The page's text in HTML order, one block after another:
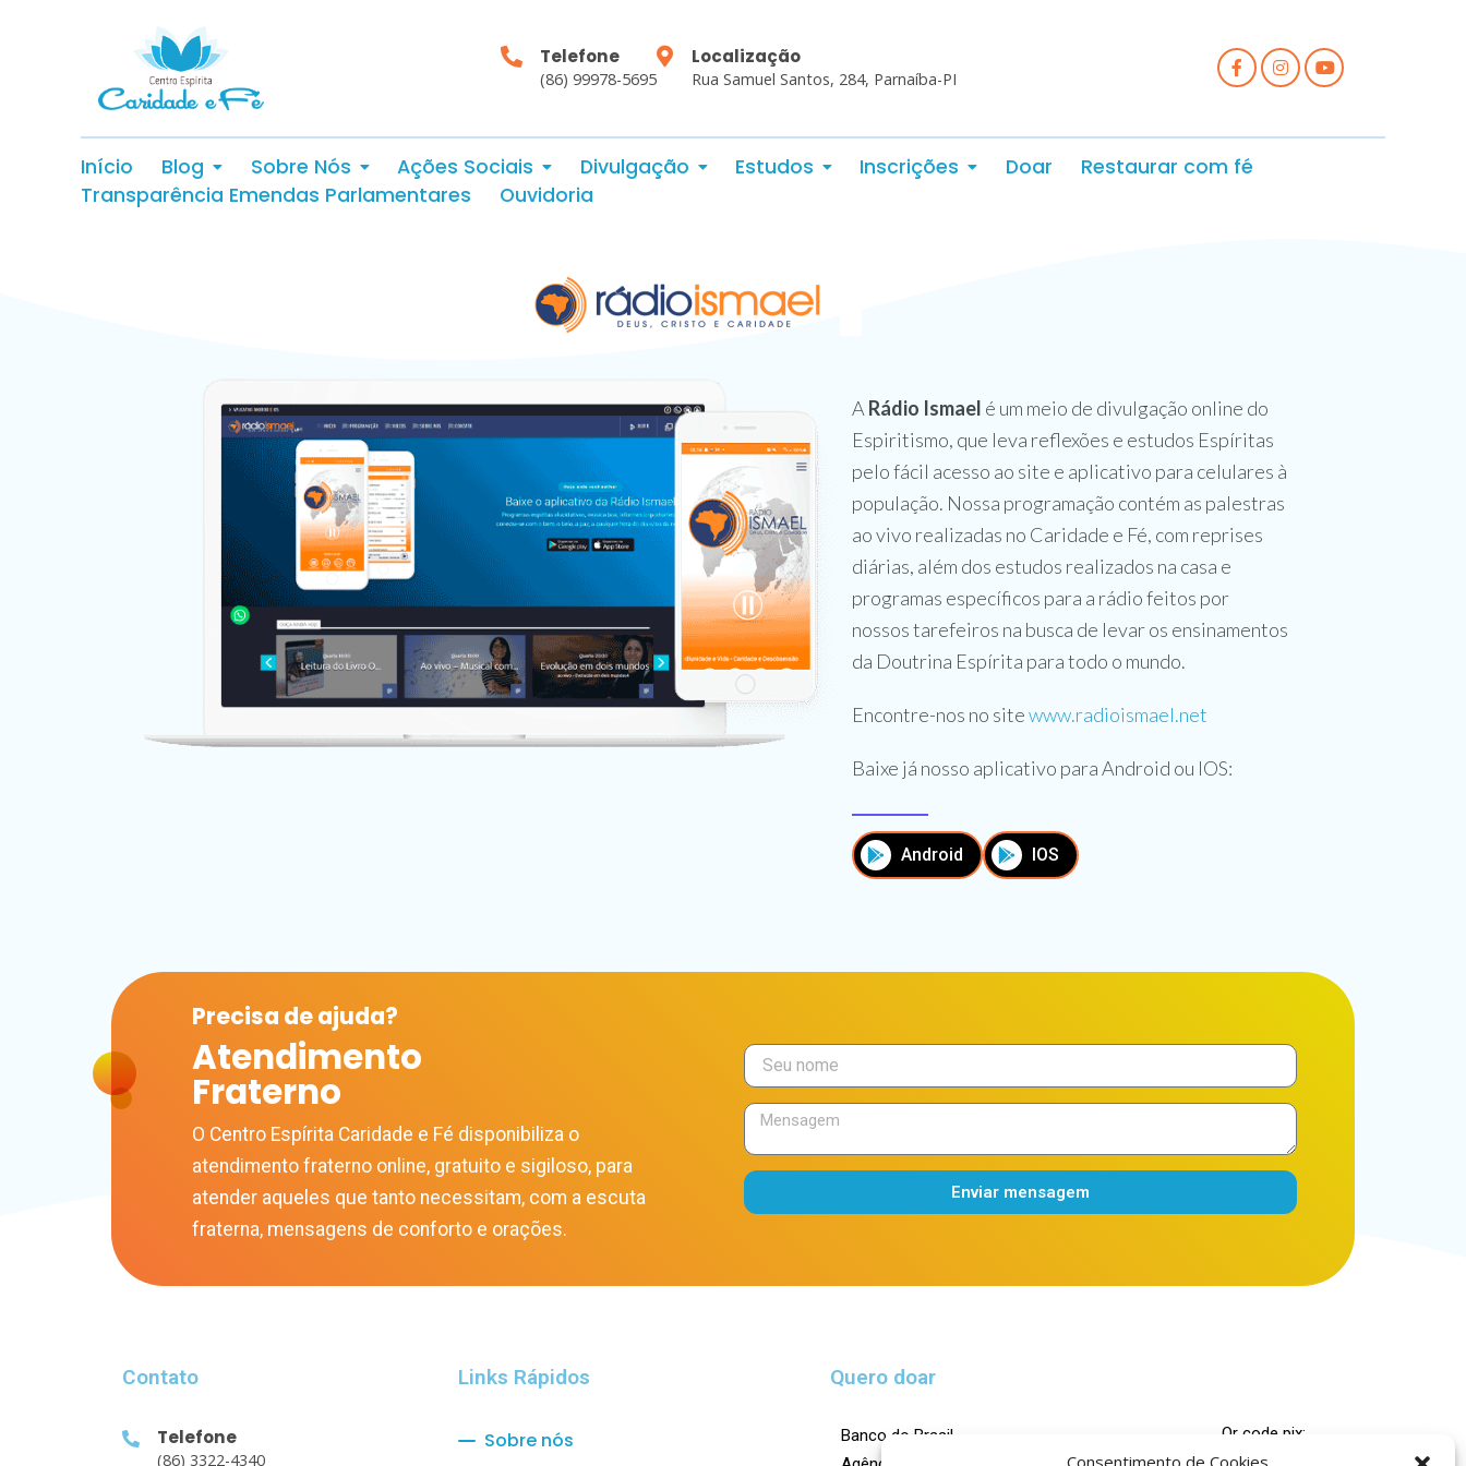
Consentimento de Cookies
Telefone
(86) 99978-5695
Localização
Rua Samuel Santos, 284, Parnaíba-PI
Início Blog Sobre Nós Ações Sociais Divulgação Estudos Inscrições Doar
Restaurar com fé
Transparência Emendas Parlamentares
Ouvidoria
A Rádio Ismael é um meio de divulgação online do
Espiritismo, que leva reflexões e estudos Espíritas
pelo fácil acesso ao site e aplicativo para celulares à
população. Nossa programação contém as palestras
ao vivo realizadas no Caridade e Fé, com reprises
diárias, além dos estudos realizados na casa e
programas específicos para a rádio feitos por
nossos tarefeiros na busca de levar os ensinamentos
da Doutrina Espírita para todo o mundo.
Encontre-nos no sitewww.radioismael.net
Baixe já nosso aplicativo para Android ou IOS:
Android IOS
Precisa deajuda?
Atendimento
Fraterno
O Centro Espírita Caridade e Fé disponibiliza o
atendimento fraterno online, gratuito e sigiloso, para
atender aqueles que tanto necessitam, com a escuta
fraterna, mensagens de conforto e orações.
Enviar mensagem
Contato
Telefone
(86) 3322-4340
Links Rápidos
Sobre nós
Quero doar
Banco do Brasil
Qr code pix: